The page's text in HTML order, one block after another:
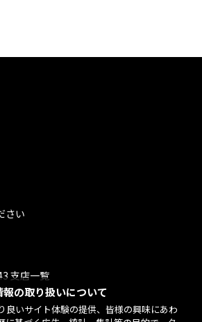
報の取り扱いについて
良いサイト体験の提供、皆様の興味にあわ
さい
支店一覧